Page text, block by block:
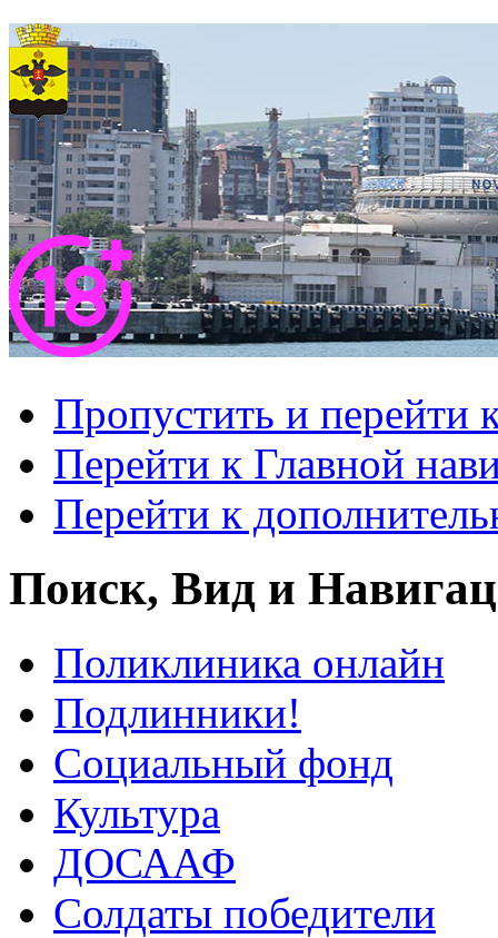
Пропустить и перейти
Перейти к Главной
Перейти к
Поиск, Вид и
Поликлиника онлайн
Подлинники!
Социальный фонд
Культура
ДОСААФ
Солдаты победители